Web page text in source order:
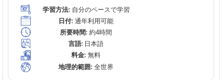
学習方法:自分のペースで学習
日付: 通年利用可能
所要時間: 約4時間
言語: 日本語
料金: 無料
地理的範囲: 全世界